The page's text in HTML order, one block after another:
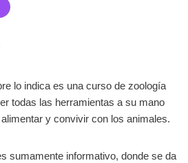
lo indica es una curso de zoología
todas las herramientas a su mano
y convivir con los animales.
sumamente informativo, donde se da